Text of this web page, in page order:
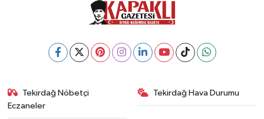
Tekirdağ Nöbetçi
Eczaneler
Tekirdağ Hava Durumu